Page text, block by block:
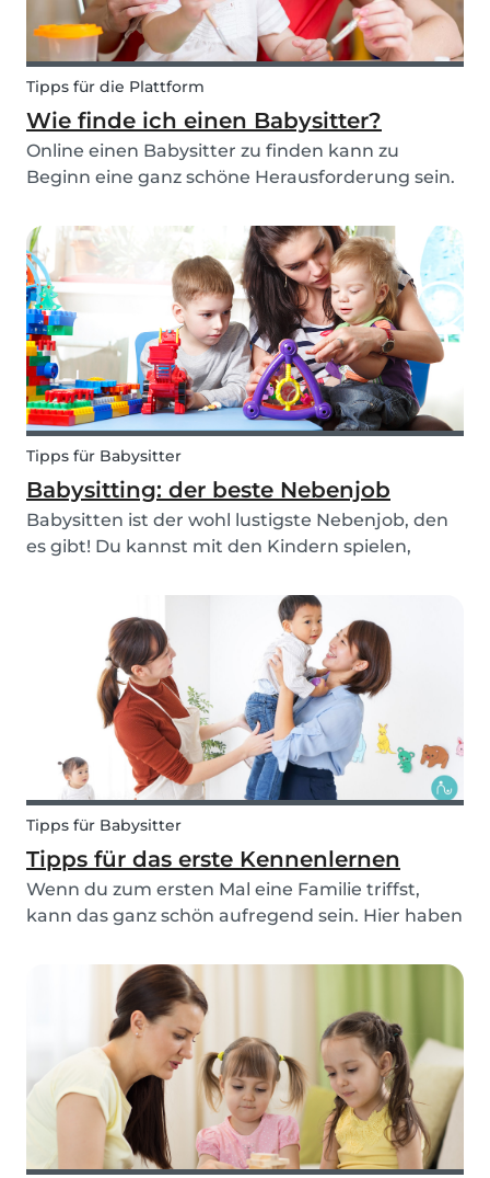
Tipps für die Plattform
Wie finde ich einen Babysitter?
Online einen Babysitter zu finden kann zu
Beginn eine ganz schöne Herausforderung sein.
die Suche bist du bestens vorbereitet und
findest im Handumdrehen einen Babysitter!
Tipps für Babysitter
Babysitting: der beste Nebenjob
Babysitten ist der wohl lustigste Nebenjob, den
es gibt! Du kannst mit den Kindern spielen,
im Bett sind. Besonders Babysits erleichtert dir
diese Tätigkeit, da du dir die Familien für die d...
Tipps für Babysitter
Tipps für das erste Kennenlernen
Wenn du zum ersten Mal eine Familie triffst,
kann das ganz schön aufregend sein. Hier haben
einen guten Eindruck machst und möglichst viel
aus diesem Kennenlernen mitnimmst.